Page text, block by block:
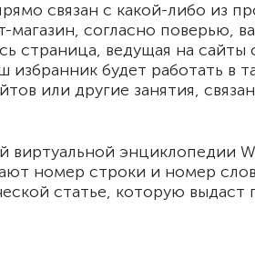
связан с какой-либо из
магазин, согласно поверью,
страница, ведущая на
будет работать в
или другие занятия,
энциклопедии
номер строки и номер
статье, которую выдаст